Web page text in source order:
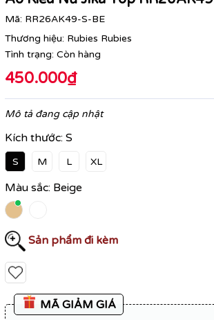
Mã: RR26AK49-S-BE
Thương hiệu: Rubies Rubies
Tình trạng: Còn hàng
450.000₫
Mô tả đang cập nhật
Kích thước: S
S M L XL
Màu sắc: Beige
Sản phẩm đi kèm
MÃ GIẢM GIÁ